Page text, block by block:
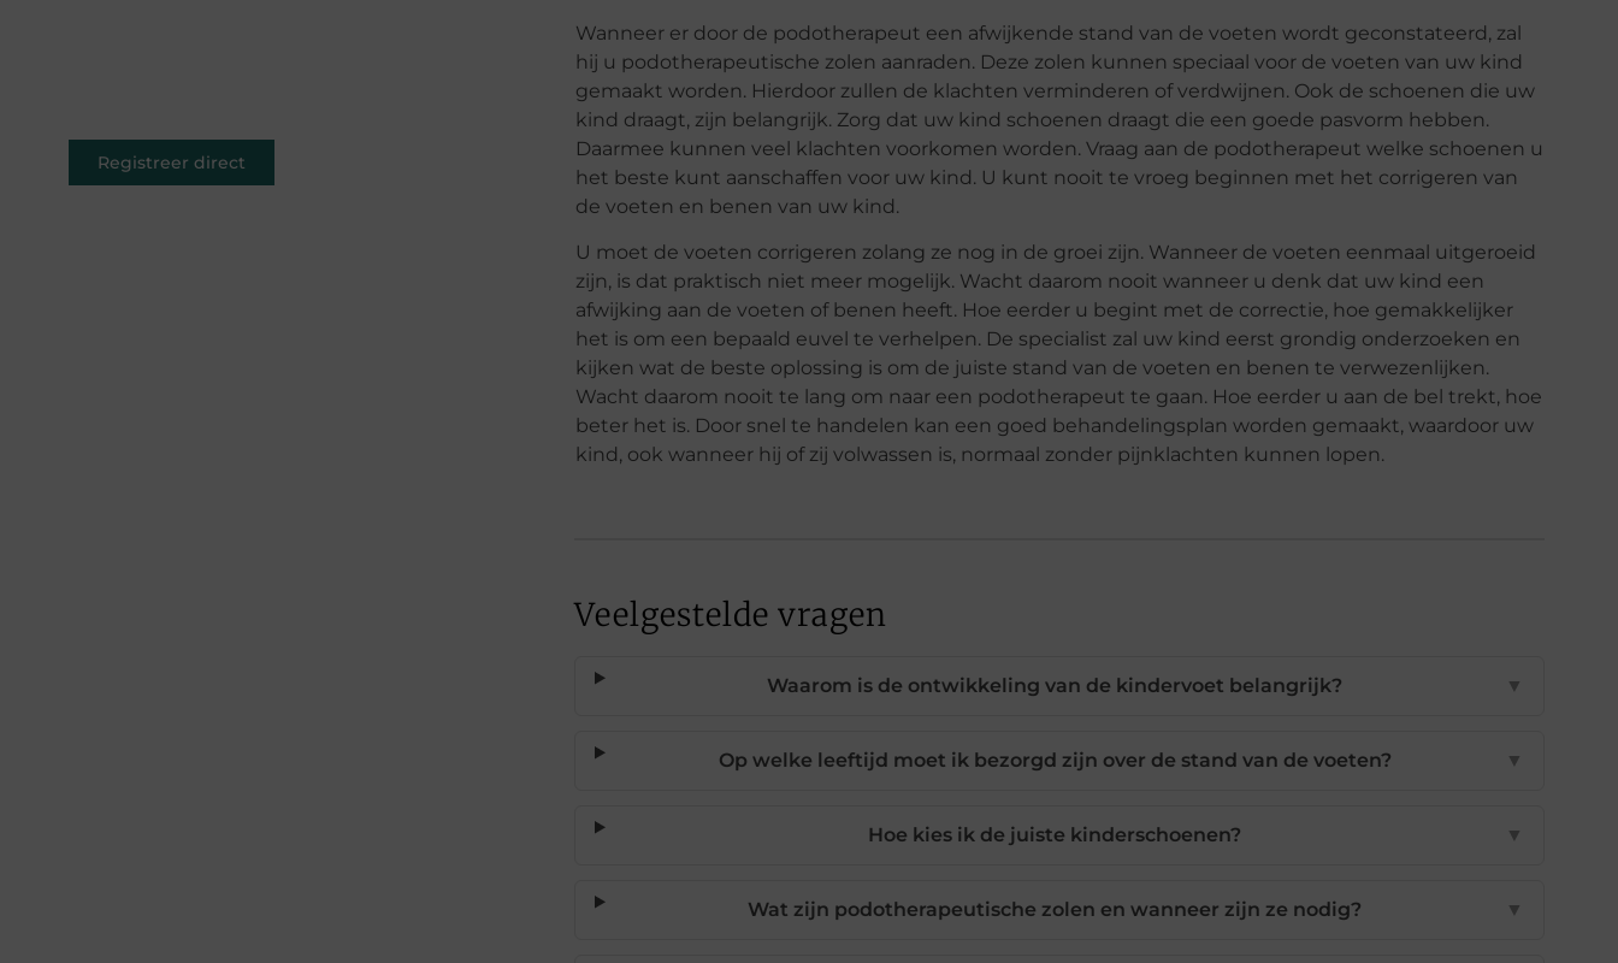
Registreer direct
Wanneer er door de podotherapeut een afwijkende stand van de voeten wordt geconstateerd, zal
hij u podotherapeutische zolen aanraden. Deze zolen kunnen speciaal voor de voeten van uw kind
gemaakt worden. Hierdoor zullen de klachten verminderen of verdwijnen. Ook de schoenen die uw
kind draagt, zijn belangrijk. Zorg dat uw kind schoenen draagt die een goede pasvorm hebben.
Daarmee kunnen veel klachten voorkomen worden. Vraag aan de podotherapeut welke schoenen u
het beste kunt aanschaffen voor uw kind. U kunt nooit te vroeg beginnen met het corrigeren van
de voeten en benen van uw kind.
U moet de voeten corrigeren zolang ze nog in de groei zijn. Wanneer de voeten eenmaal uitgeroeid
zijn, is dat praktisch niet meer mogelijk. Wacht daarom nooit wanneer u denk dat uw kind een
afwijking aan de voeten of benen heeft. Hoe eerder u begint met de correctie, hoe gemakkelijker
het is om een bepaald euvel te verhelpen. De specialist zal uw kind eerst grondig onderzoeken en
kijken wat de beste oplossing is om de juiste stand van de voeten en benen te verwezenlijken.
Wacht daarom nooit te lang om naar een podotherapeut te gaan. Hoe eerder u aan de bel trekt, hoe
beter het is. Door snel te handelen kan een goed behandelingsplan worden gemaakt, waardoor uw
kind, ook wanneer hij of zij volwassen is, normaal zonder pijnklachten kunnen lopen.
Veelgestelde vragen
Waarom is de ontwikkeling van de kindervoet belangrijk? ▼
Op welke leeftijd moet ik bezorgd zijn over de stand van de voeten? ▼
Hoe kies ik de juiste kinderschoenen? ▼
Wat zijn podotherapeutische zolen en wanneer zijn ze nodig? ▼